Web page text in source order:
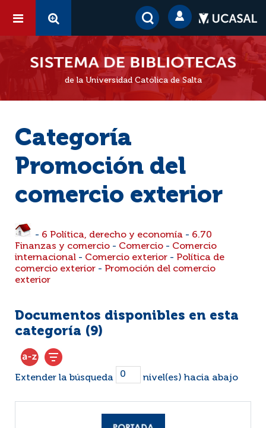
de la Universidad Católica de Salta
Categoría
Promoción del
comercio exterior
- 6 Política, derecho y economía - 6.70
Finanzas y comercio - Comercio - Comercio
internacional - Comercio exterior - Política de
comercio exterior - Promoción del comercio
exterior
Documentos disponibles en esta
categoría (9)
Extender la búsqueda nivel(es) hacia abajo